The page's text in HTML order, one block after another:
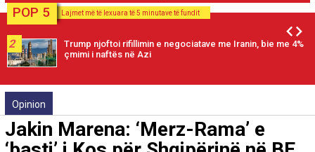
POP 5 Lajmet më të lexuara të 5 minutave të fundit
2
Trump njoftoi rifillimin e negociatave me Iranin, bie me 4%
çmimi i naftës në Azi
Opinion
Jakin Marena: ‘Merz-Rama’ e